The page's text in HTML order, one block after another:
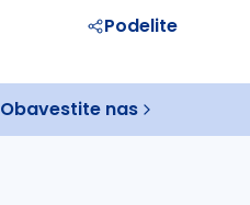
Podelite
Obavestite nas